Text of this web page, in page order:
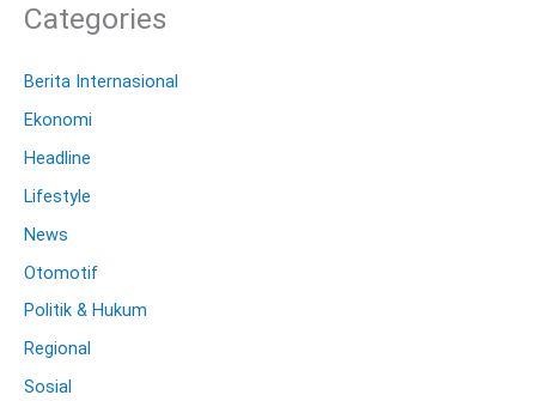
Categories
Berita Internasional
Ekonomi
Headline
Lifestyle
News
Otomotif
Politik & Hukum
Regional
Sosial